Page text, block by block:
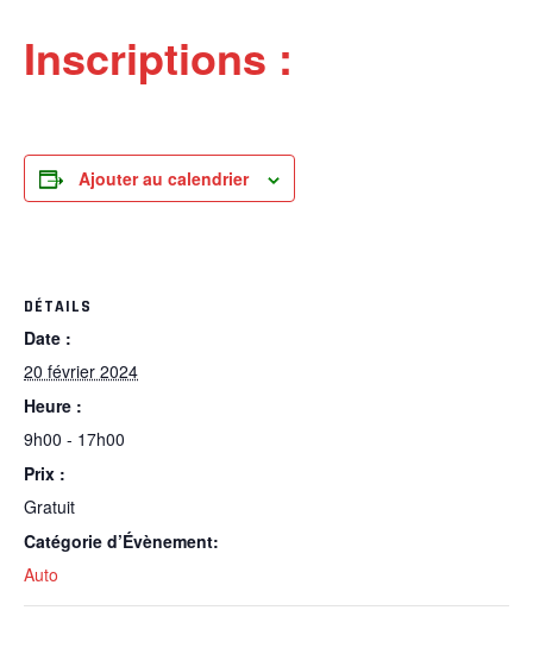
Inscriptions :
Ajouter au calendrier
DÉTAILS
Date :
20 février 2024
Heure :
9h00 - 17h00
Prix :
Gratuit
Catégorie d’Évènement:
Auto